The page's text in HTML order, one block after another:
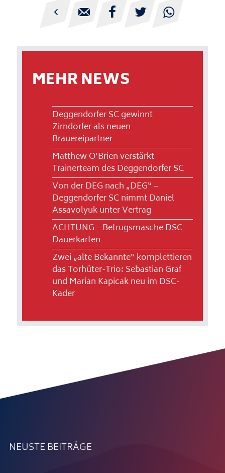
    
MEHR NEWS
Deggendorfer SC gewinnt
Zirndorfer als neuen
Brauereipartner
Matthew O’Brien verstärkt
Trainerteam des Deggendorfer SC
Von der DEG nach „DEG“ –
Deggendorfer SC nimmt Daniel
Assavolyuk unter Vertrag
ACHTUNG – Betrugsmasche DSC-
Dauerkarten
Zwei „alte Bekannte“ komplettieren
das Torhüter-Trio: Sebastian Graf
und Marian Kapicak neu im DSC-
Kader
NEUSTE BEITRÄGE